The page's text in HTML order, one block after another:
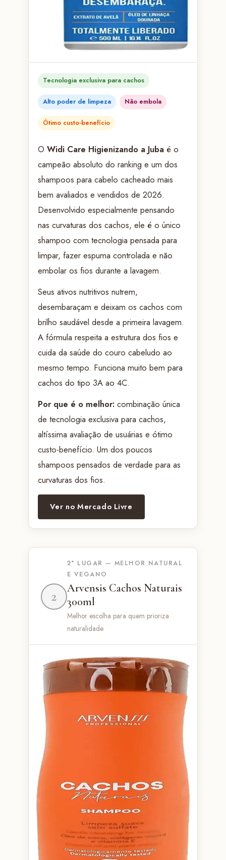
Tecnologia exclusiva para cachos
Alto poder de limpeza Não embola
Ótimo custo-benefício
O Widi Care Higienizando a Jubaé o
campeão absoluto do ranking e um dos
shampoos para cabelo cacheado mais
bem avaliados e vendidos de 2026.
Desenvolvido especialmente pensando
nas curvaturas dos cachos, ele é o único
shampoo com tecnologia pensada para
limpar, fazer espuma controlada e não
embolar os fios durante a lavagem.
Seus ativos nutritivos nutrem,
desembaraçam e deixam os cachos com
brilho saudável desde a primeira lavagem.
A fórmula respeita a estrutura dos fios e
cuida da saúde do couro cabeludo ao
mesmo tempo. Funciona muito bem para
cachos do tipo 3A ao 4C.
Por que é o melhor:combinação única
de tecnologia exclusiva para cachos,
altíssima avaliação de usuárias e ótimo
custo-benefício. Um dos poucos
shampoos pensados de verdade para as
curvaturas dos fios.
Ver no Mercado Livre
2
2° LUGAR — MELHOR NATURAL
E VEGANO
Arvensis Cachos Naturais
300ml
Melhor escolha para quem prioriza
naturalidade